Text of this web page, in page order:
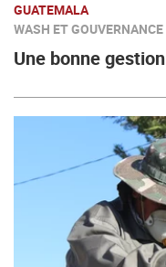
GUATEMALA
WASH ET GOUVERNANCE
Une bonne